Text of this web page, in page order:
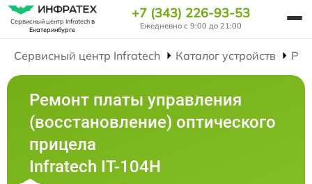
Сервисный центр Infratechв
Екатеринбурге
+7 (343) 226-93-53
Ежедневно с 9:00 до 21:00
Сервисный центр Infratech Каталог устройств
Ремонт платы управления
(восстановление) оптического
прицела
Infratech IT-104H